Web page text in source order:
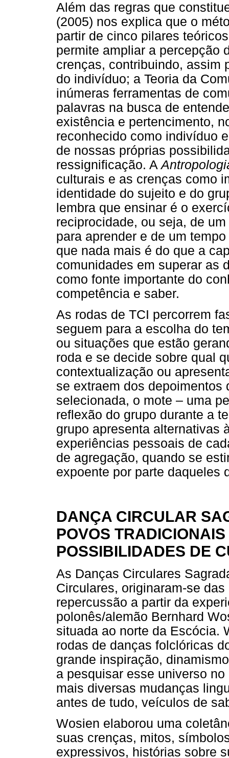
Além das regras que
(2005) nos explica que o
partir de cinco pilares
permite ampliar a percepção
crenças, contribuindo, assim
do indivíduo; a Teoria da
inúmeras ferramentas de
palavras na busca de
existência e pertencimento,
reconhecido como indivíduo
de nossas próprias
ressignificação. A
culturais e as crenças como
identidade do sujeito e do
lembra que ensinar é o
reciprocidade, ou seja, de
para aprender e de um
que nada mais é do que a
comunidades em superar as
como fonte importante do
competência e saber.
As rodas de TCI percorrem
seguem para a escolha do
ou situações que estão
roda e se decide sobre qual
contextualização ou
se extraem dos
selecionada, o mote – uma
reflexão do grupo durante a
grupo apresenta alternativas
experiências pessoais de
de agregação, quando se
expoente por parte daqueles
DANÇA CIRCULAR
POVOS
POSSIBILIDADES DE
As Danças Circulares
Circulares, originaram-se
repercussão a partir da
polonês/alemão Bernhard
situada ao norte da Escócia.
rodas de danças folclóricas
grande inspiração,
a pesquisar esse universo
mais diversas mudanças
antes de tudo, veículos de
Wosien elaborou uma
suas crenças, mitos,
expressivos, histórias sobre